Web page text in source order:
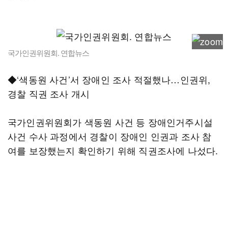
국가인권위원회. 연합뉴스
◆‘색동원 사건’서 장애인 조사 적절했나…인권위,
경찰 직권 조사 개시
국가인권위원회가 색동원 사건 등 장애인거주시설
사건 수사 과정에서 경찰이 장애인 인권과 조사 참
여를 보장했는지 확인하기 위해 직권조사에 나섰다.